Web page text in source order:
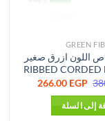
GREEN
اللون ازرق صغير
RIBBED CORDED
السعر
هو:
380.00 EGP.
266.00 EGP
السعر
إلى السلة